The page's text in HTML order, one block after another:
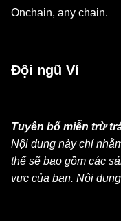
Onchain, any chain.
Đội ngũ Ví
Tuyên bố miễn trừ
Nội dung này chỉ
thể sẽ bao gồm các
vực của bạn. Nội
cấp (i) lời khuyên